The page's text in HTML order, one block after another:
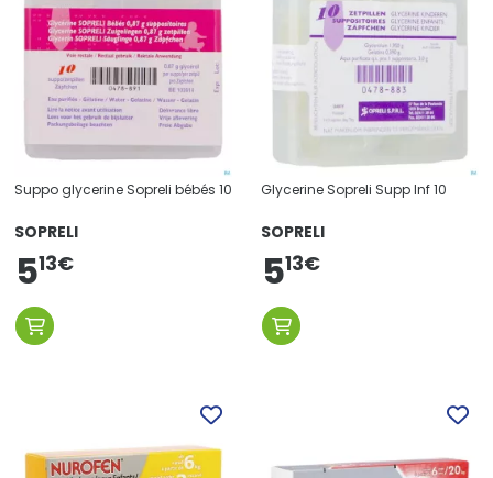
Suppo glycerine Sopreli bébés 10
SOPRELI
513€
Glycerine Sopreli Supp Inf 10
SOPRELI
513€